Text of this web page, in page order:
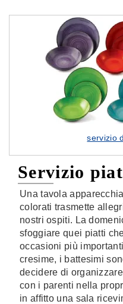
servizio
Servizio
Una tavola
colorati trasmette
nostri ospiti. La
sfoggiare quei piatti
occasioni più
cresime, i battesimi
decidere di
con i parenti nella
in affitto una sala